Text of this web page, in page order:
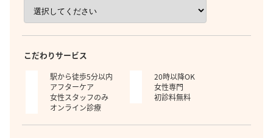
こだわりサービス
駅から徒歩5分以内
20時以降OK
アフターケア
女性専門
女性スタッフのみ
初診料無料
オンライン診療